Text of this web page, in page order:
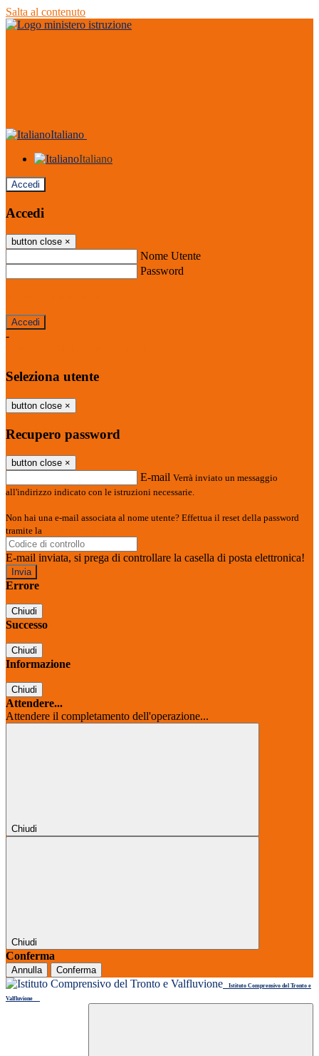
Salta al contenuto
Italiano
Italiano
Accedi
Accedi
button close ×
Nome Utente
Password
-
Seleziona utente
button close ×
Recupero password
button close ×
E-mail Verrà inviato un messaggio
all'indirizzo indicato con le istruzioni necessarie.
Non hai una e-mail associata al nome utente? Effettua il reset della password
tramite la
E-mail inviata, si prega di controllare la casella di posta elettronica!
Errore
Chiudi
Successo
Chiudi
Informazione
Chiudi
Attendere...
Attendere il completamento dell'operazione...
Chiudi
Chiudi
Conferma
Annulla Conferma
Istituto Comprensivo del Tronto e
Valfluvione